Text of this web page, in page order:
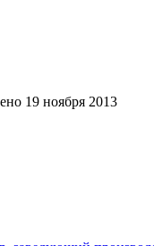
19 ноября 2013